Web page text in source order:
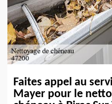
Faites appel au
Mayer pour le